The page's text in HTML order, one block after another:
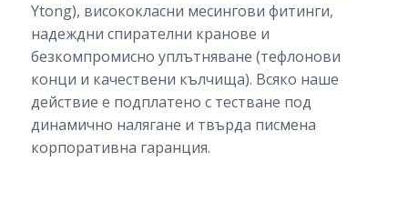
Ytong), висококласни месингови фитинги,
надеждни спирателни кранове и
безкомпромисно уплътняване (тефлонови
конци и качествени кълчища). Всяко наше
действие е подплатено с тестване под
динамично налягане и твърда писмена
корпоративна гаранция.